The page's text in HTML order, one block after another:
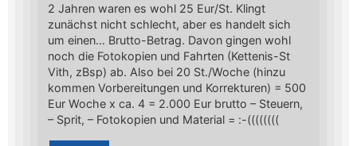
2 Jahren waren es wohl 25 Eur/St. Klingt
zunächst nicht schlecht, aber es handelt sich
um einen… Brutto-Betrag. Davon gingen wohl
noch die Fotokopien und Fahrten (Kettenis-St
Vith, zBsp) ab. Also bei 20 St./Woche (hinzu
kommen Vorbereitungen und Korrekturen) = 500
Eur Woche x ca. 4 = 2.000 Eur brutto – Steuern,
– Sprit, – Fotokopien und Material = :-((((((((